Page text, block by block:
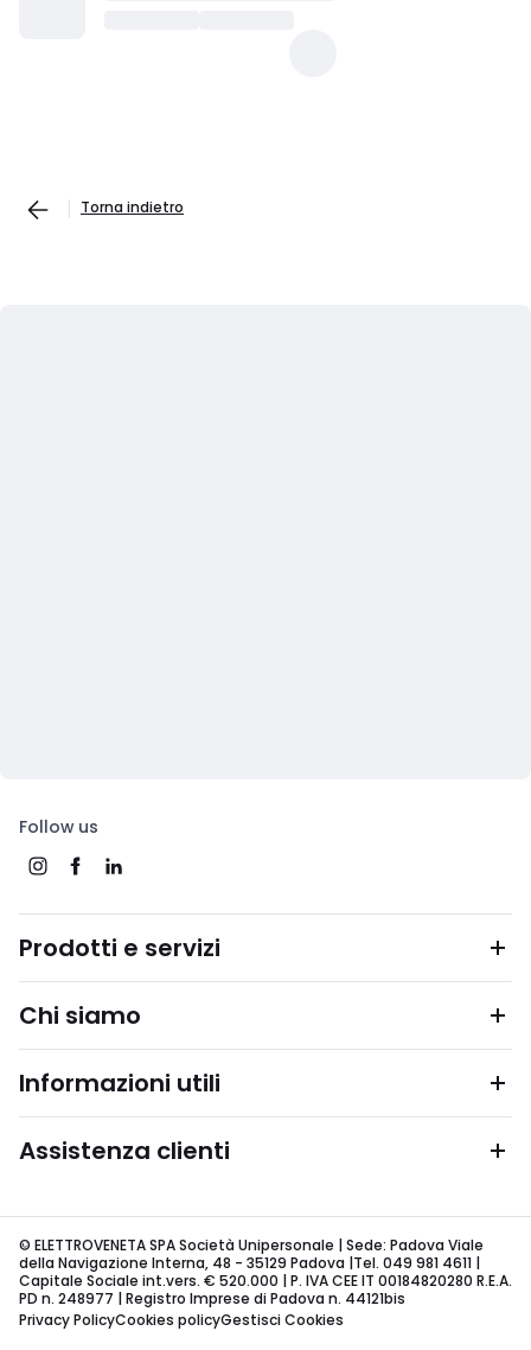
Torna indietro
Follow us
Prodotti e servizi
Chi siamo
Informazioni utili
Assistenza clienti
© ELETTROVENETA SPA Società Unipersonale | Sede: Padova Viale
della Navigazione Interna, 48 - 35129 Padova |Tel. 049 981 4611 |
Capitale Sociale int.vers. € 520.000 | P. IVA CEE IT 00184820280 R.E.A.
PD n. 248977 | Registro Imprese di Padova n. 44121bis
Privacy PolicyCookies policyGestisci Cookies